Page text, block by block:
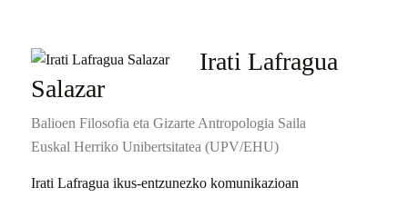
Irati Lafragua
Salazar
Balioen Filosofia eta Gizarte Antropologia Saila
Euskal Herriko Unibertsitatea (UPV/EHU)
Irati Lafragua ikus-entzunezko komunikazioan